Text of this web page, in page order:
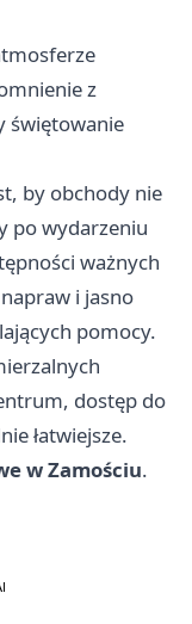
z
świętowanie
by obchody nie
po wydarzeniu
ważnych
i jasno
pomocy.
dostęp do
łatwiejsze.
w Zamościu.